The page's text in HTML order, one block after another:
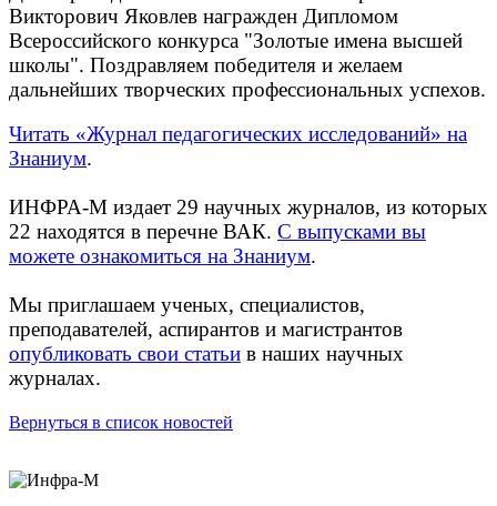
Викторович Яковлев награжден Дипломом
Всероссийского конкурса "Золотые имена высшей
школы". Поздравляем победителя и желаем
дальнейших творческих профессиональных успехов.
Читать «Журнал педагогических исследований» на
Знаниум.
ИНФРА-М издает 29 научных журналов, из которых
22 находятся в перечне ВАК. С выпусками вы
можете ознакомиться на Знаниум.
Мы приглашаем ученых, специалистов,
преподавателей, аспирантов и магистрантов
опубликовать свои статьи в наших научных
журналах.
Вернуться в список новостей